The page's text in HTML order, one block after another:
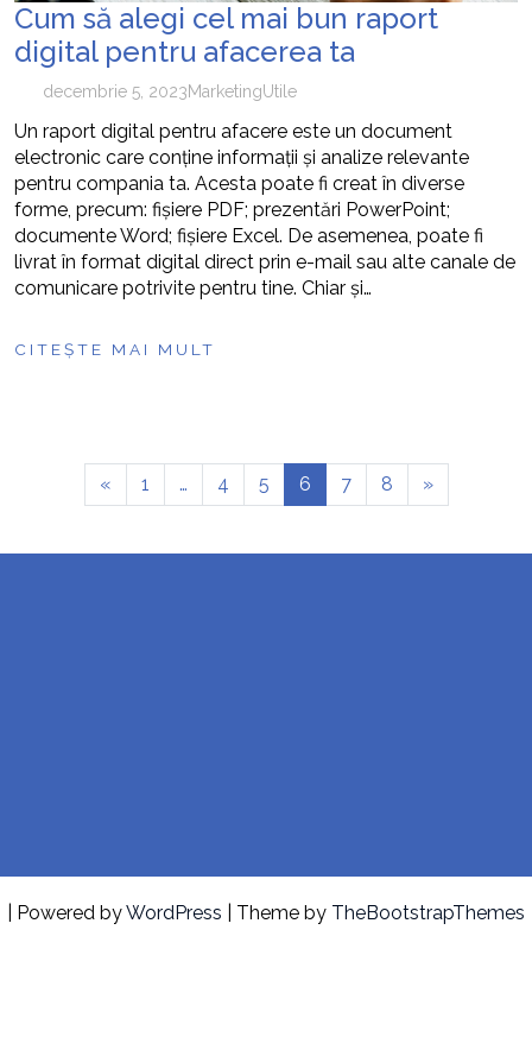
Cum să alegi cel mai bun raport
digital pentru afacerea ta
decembrie 5, 2023MarketingUtile
Un raport digital pentru afacere este un document
electronic care conține informații și analize relevante
pentru compania ta. Acesta poate fi creat în diverse
forme, precum: fișiere PDF; prezentări PowerPoint;
documente Word; fișiere Excel. De asemenea, poate fi
livrat în format digital direct prin e-mail sau alte canale de
comunicare potrivite pentru tine. Chiar și…
CITEȘTE MAI MULT
« 1 … 4 5 6 7 8 »
| Powered byWordPress | Theme by TheBootstrapThemes